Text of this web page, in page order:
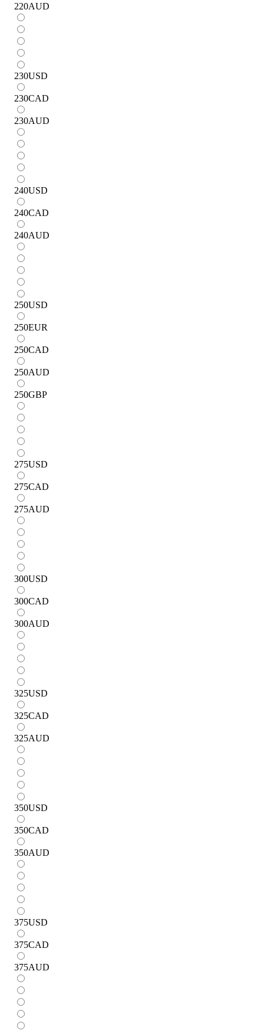
220AUD
230USD
230CAD
230AUD
240USD
240CAD
240AUD
250USD
250EUR
250CAD
250AUD
250GBP
275USD
275CAD
275AUD
300USD
300CAD
300AUD
325USD
325CAD
325AUD
350USD
350CAD
350AUD
375USD
375CAD
375AUD